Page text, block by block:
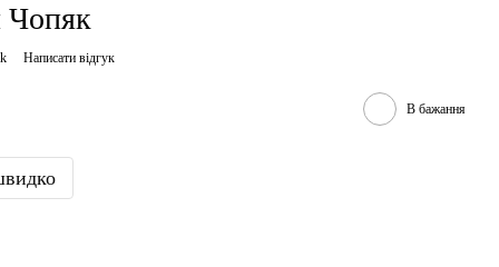
Написати відгук
В бажання